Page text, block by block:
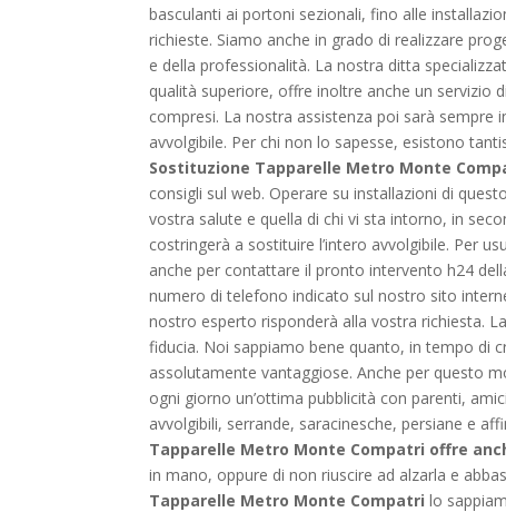
basculanti ai portoni sezionali, fino alle
richieste. Siamo anche in grado di realizzare
e della professionalità. La nostra ditta
qualità superiore, offre inoltre anche un
compresi. La nostra assistenza poi sarà sempre
avvolgibile. Per chi non lo sapesse, esistono
Sostituzione Tapparelle Metro Monte
consigli sul web. Operare su installazioni di
vostra salute e quella di chi vi sta intorno, in
costringerà a sostituire l’intero avvolgibile. Per
anche per contattare il pronto intervento h24
numero di telefono indicato sul nostro sito
nostro esperto risponderà alla vostra richiesta.
fiducia. Noi sappiamo bene quanto, in tempo di
assolutamente vantaggiose. Anche per questo
ogni giorno un’ottima pubblicità con parenti,
avvolgibili, serrande, saracinesche, persiane e
Tapparelle Metro Monte Compatri offre
in mano, oppure di non riuscire ad alzarla e
Tapparelle Metro Monte Compatri lo